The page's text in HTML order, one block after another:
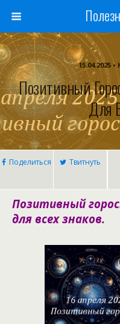
15.04.2025
Позитивный
Для
Поделиться Твитнуть
Позитивный
для всех знаков.